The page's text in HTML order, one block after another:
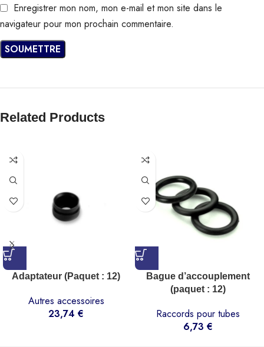
Enregistrer mon nom, mon e-mail et mon site dans le
navigateur pour mon prochain commentaire.
Related Products
Adaptateur (Paquet : 12)
Autres accessoires
23,74 €
Bague d’accouplement
(paquet : 12)
Raccords pour tubes
6,73 €